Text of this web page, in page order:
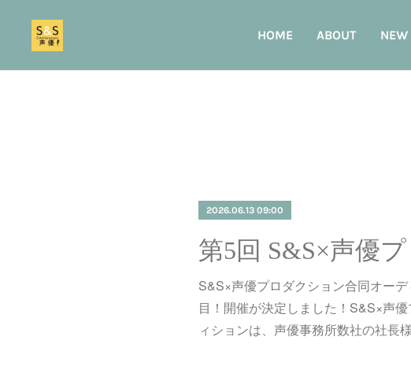
HOME ABOUT NEW
2026.06.13 09:00
S&S×声優プロダクション合同オー
目！開催が決定しました！S&S×声
ィションは、声優事務所数社の社長